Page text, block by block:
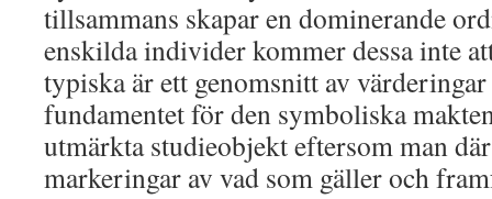
tillsammans skapar en dominerande
enskilda individer kommer dessa inte
typiska är ett genomsnitt av
fundamentet för den symboliska
utmärkta studieobjekt eftersom man
markeringar av vad som gäller och